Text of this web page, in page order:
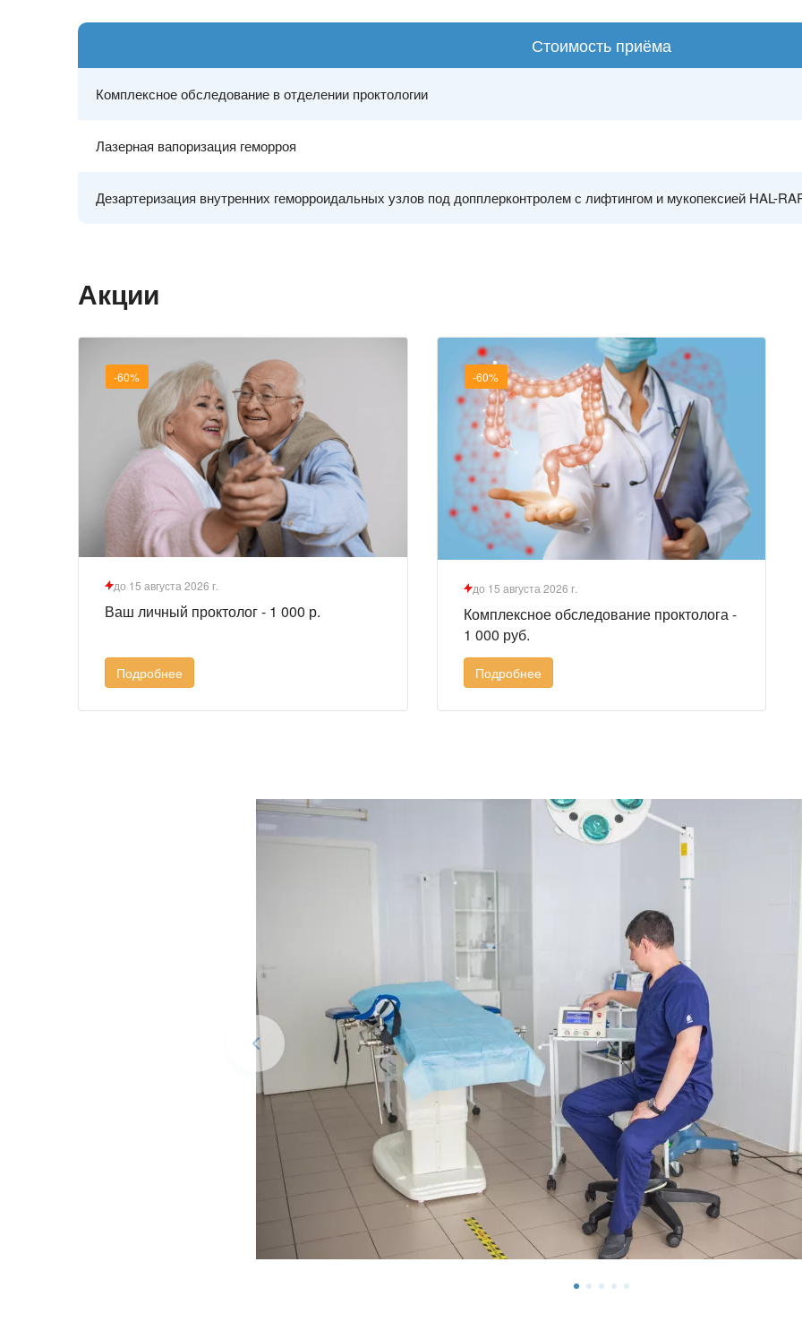
Стоимость приёма
Комплексное обследование в отделении проктологии
Лазерная вапоризация геморроя
Дезартеризация внутренних геморроидальных узлов под допплерконтролем с лифтингом и мукопексией HAL-
Акции
-60%
до 15 августа 2026 г.
Ваш личный проктолог - 1 000 р.
Подробнее
-60%
до 15 августа 2026 г.
Комплексное обследование проктолога -
1 000 руб.
Подробнее